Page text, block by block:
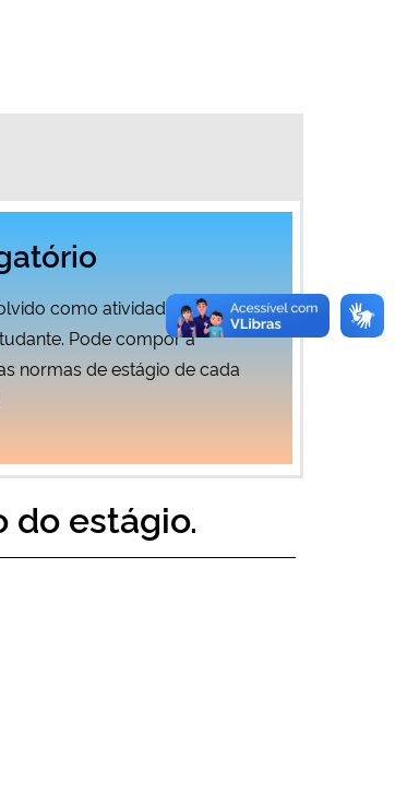
como atividade opcional,
Pode compor a
normas de estágio de cada
do estágio.